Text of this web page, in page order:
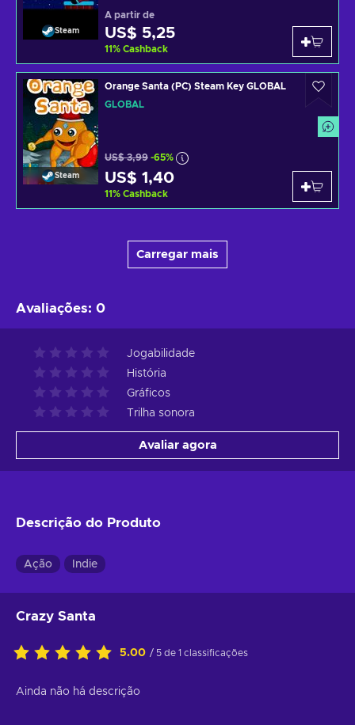
Steam
A partir de
US$ 5,25
11% Cashback
Steam
Orange Santa (PC) Steam Key GLOBAL
GLOBAL
US$ 3,99 -65%
US$ 1,40
11% Cashback
Carregar mais
Avaliações: 0
Jogabilidade
História
Gráficos
Trilha sonora
Avaliar agora
Descrição do Produto
Ação Indie
Crazy Santa
5.00 / 5 de 1 classificações
Ainda não há descrição